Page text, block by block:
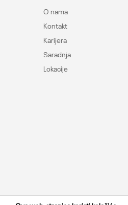
Pošalji
O nama
Kontakt
Karijera
Saradnja
Lokacije